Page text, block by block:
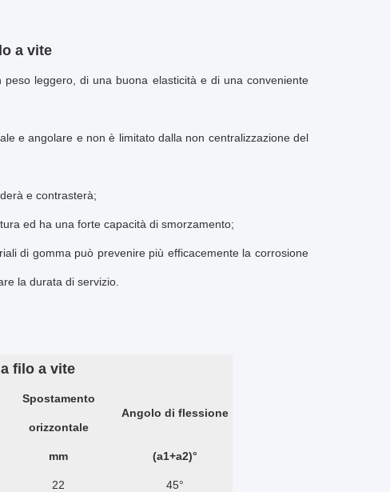
a vite
leggero, di una buona elasticità e di una conveniente
e angolare e non è limitato dalla non centralizzazione del
e contrasterà;
ed ha una forte capacità di smorzamento;
di gomma può prevenire più efficacemente la corrosione
la durata di servizio.
filo a vite
Spostamento
orizzontale
Angolo di flessione
mm (a1+a2)°
22 45°